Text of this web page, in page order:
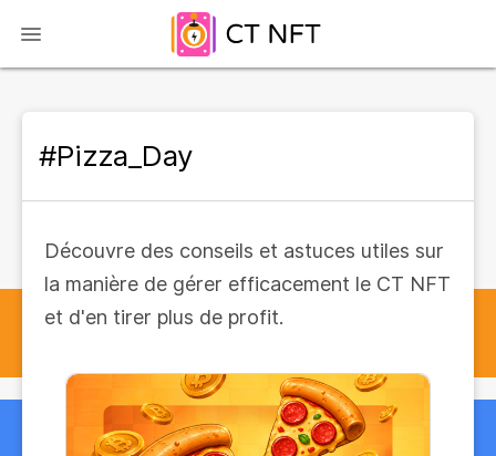
#Pizza_Day
Découvre des conseils et astuces utiles sur
la manière de gérer efficacement le CT NFT
et d'en tirer plus de profit.